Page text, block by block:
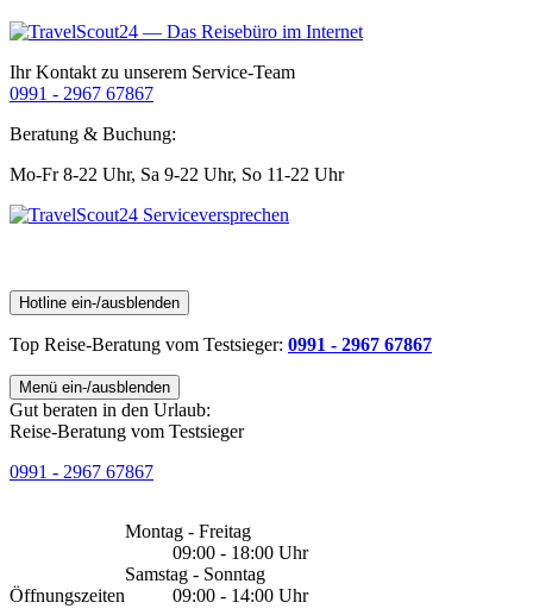
Ihr Kontakt zu unserem Service-Team
0991 - 2967 67867
Beratung & Buchung:
Mo-Fr 8-22 Uhr, Sa 9-22 Uhr, So 11-22 Uhr
Hotline ein-/ausblenden
Top Reise-Beratung vom Testsieger: 0991 - 2967 67867
Menü ein-/ausblenden
Gut beraten in den Urlaub:
Reise-Beratung vom Testsieger
0991 - 2967 67867
Öffnungszeiten
Montag - Freitag
09:00 - 18:00 Uhr
Samstag - Sonntag
09:00 - 14:00 Uhr